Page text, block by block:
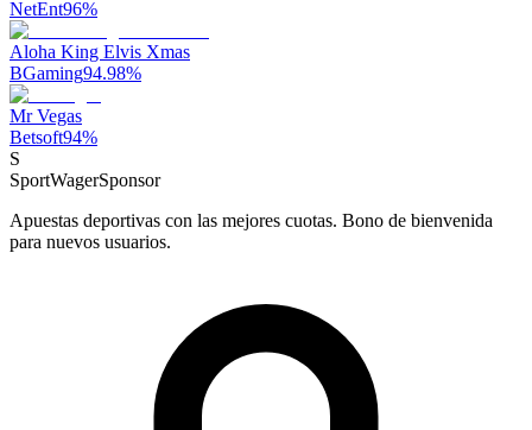
NetEnt96%
Aloha King Elvis Xmas
BGaming94.98%
Mr Vegas
Betsoft94%
S
SportWagerSponsor
Apuestas deportivas con las mejores cuotas. Bono de bienvenida
para nuevos usuarios.